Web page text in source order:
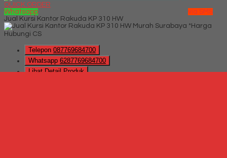
QUICK ORDER
Whatsapp
via SMS
Jual Kursi Kantor Rakuda KP 310 HW
*Harga
Hubungi CS
Telepon 087769684700
Whatsapp 6287769684700
Lihat Detail Produk